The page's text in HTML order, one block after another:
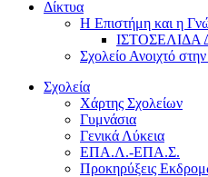
Δίκτυα
Η Επιστήμη και η
ΙΣΤΟΣΕΛΙΔΑ
Σχολείο Ανοιχτό
Σχολεία
Χάρτης Σχολείων
Γυμνάσια
Γενικά Λύκεια
ΕΠΑ.Λ.-ΕΠΑ.Σ.
Προκηρύξεις